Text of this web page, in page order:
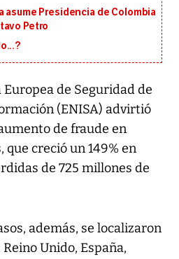
asume Presidencia de Colombia
Petro
Europea de Seguridad de
(ENISA) advirtió
de fraude en
creció un 149% en
de 725 millones de
además, se localizaron
Unido, España,